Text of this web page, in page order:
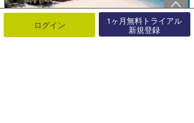
ログイン 1ヶ月無料トライアル
新規登録